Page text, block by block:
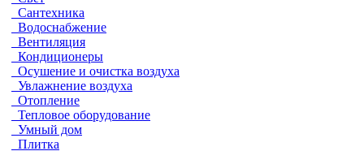
Сантехника
Водоснабжение
Вентиляция
Кондиционеры
Осушение и очистка воздуха
Увлажнение воздуха
Отопление
Тепловое оборудование
Умный дом
Плитка